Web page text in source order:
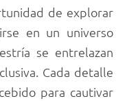
de explorar
en un universo
se entrelazan
Cada detalle
para cautivar